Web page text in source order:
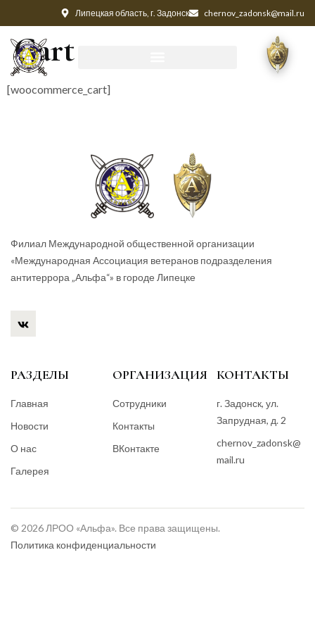
Липецкая область, г. Задонск chernov_zadonsk@mail.ru
Cart
[woocommerce_cart]
Филиал Международной общественной организации
«Международная Ассоциация ветеранов подразделения
антитеррора „Альфа“» в городе Липецке
РАЗДЕЛЫ
Главная
Новости
О нас
Галерея
ОРГАНИЗАЦИЯ
Сотрудники
Контакты
ВКонтакте
КОНТАКТЫ
г. Задонск, ул.
Запрудная, д. 2
chernov_zadonsk@
mail.ru
© 2026 ЛРОО «Альфа». Все права защищены.
Политика конфиденциальности